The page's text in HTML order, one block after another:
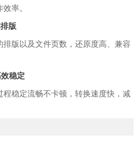
率。
版
版以及文件页数，还原度高、兼容
稳定
程稳定流畅不卡顿，转换速度快，减